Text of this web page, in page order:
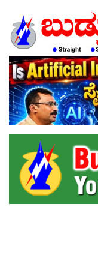
EDITORIAL
ENGLISH
KANNADA
INTERVIEWS
LITERATURE
ENTERTAINMENT
HEALTH